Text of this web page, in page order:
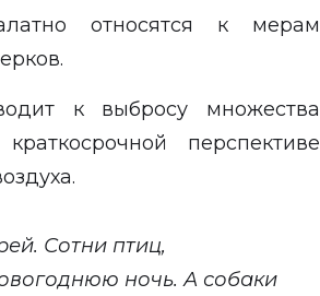
относятся к мерам
к выбросу множества
перспективе
Сотни птиц,
ночь. А собаки